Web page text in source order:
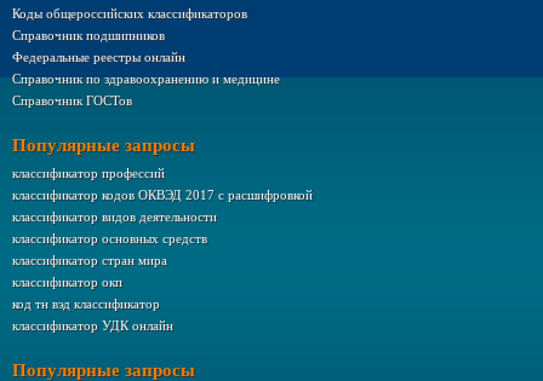
Коды общероссийских классификаторов
Справочник подшипников
Федеральные реестры онлайн
Справочник по здравоохранению и медицине
Справочник ГОСТов
Популярные запросы
классификатор профессий
классификатор кодов ОКВЭД 2017 с расшифровкой
классификатор видов деятельности
классификатор основных средств
классификатор стран мира
классификатор окп
код тн вэд классификатор
классификатор УДК онлайн
Популярные запросы